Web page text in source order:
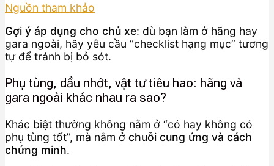
Nguồn tham khảo
Gợi ý áp dụng cho chủ xe: dù bạn làm ở hãng hay
gara ngoài, hãy yêu cầu “checklist hạng mục” tương
tự để tránh bị bỏ sót.
Phụ tùng, dầu nhớt, vật tư tiêu hao: hãng và
gara ngoài khác nhau ra sao?
Khác biệt thường không nằm ở “có hay không có
phụ tùng tốt”, mà nằm ở chuỗi cung ứng và cách
chứng minh.